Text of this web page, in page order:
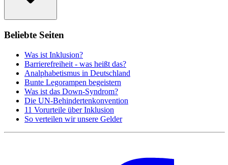
Beliebte Seiten
Was ist Inklusion?
Barrierefreiheit - was heißt das?
Analphabetismus in Deutschland
Bunte Legorampen begeistern
Was ist das Down-Syndrom?
Die UN-Behindertenkonvention
11 Vorurteile über Inklusion
So verteilen wir unsere Gelder